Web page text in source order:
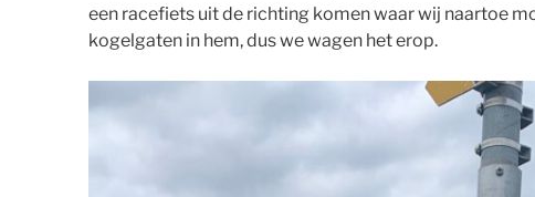
een racefiets uit de richting komen waar wij naartoe
kogelgaten in hem, dus we wagen het erop.